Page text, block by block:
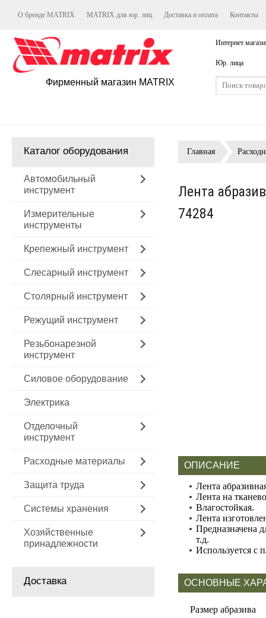
О бренде MATRIX MATRIX для юр. лиц Доставка и оплата Контакты
Фирменный магазин MATRIX
Интернет
Юр. лица
Каталог оборудования
Автомобильный
инструмент
Измерительные
инструменты
Крепежный инструмент
Слесарный инструмент
Столярный инструмент
Режущий инструмент
Резьбонарезной
инструмент
Силовое оборудование
Электрика
Отделочный
инструмент
Расходные материалы
Защита труда
Системы хранения
Хозяйственные
принадлежности
Доставка
Главная
Лента
74284
ОПИСАНИЕ
Лента
Лента на
Влагостойкая.
Лента
Предназначена
т.д.
Используется с
ОСНОВНЫЕ
Размер абразива